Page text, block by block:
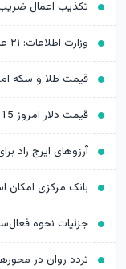
قیمت دلار امروز 15 مرداد 1405 / دلار ۴ هزار تومان ریخت
جزئیات نحوه
تردد روان در